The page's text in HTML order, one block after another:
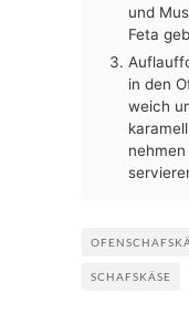
und
Feta
in den
weich
SCHAFSKÄSE